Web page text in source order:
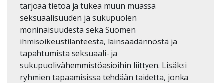
tarjoaa tietoa ja tukea muun muassa
seksuaalisuuden ja sukupuolen
moninaisuudesta sekä Suomen
ihmisoikeustilanteesta, lainsäädännöstä ja
tapahtumista seksuaali- ja
sukupuolivähemmistöasioihin liittyen. Lisäksi
ryhmien tapaamisissa tehdään taidetta, jonka